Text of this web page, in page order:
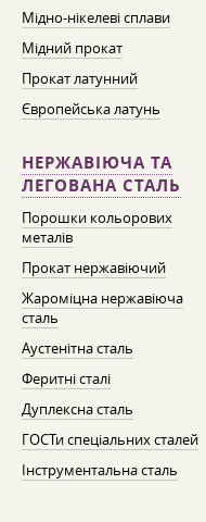
Мідно-нікелеві сплави
Мідний прокат
Прокат латунний
Європейська латунь
НЕРЖАВІЮЧА ТА
ЛЕГОВАНА СТАЛЬ
Порошки кольорових
металів
Прокат нержавіючий
Жароміцна нержавіюча
сталь
Аустенітна сталь
Феритні сталі
Дуплексна сталь
ГОСТи спеціальних сталей
Інструментальна сталь